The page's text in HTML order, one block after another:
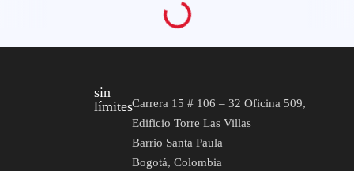
sin
límitesCarrera 15 # 106 – 32 Oficina 509,
Edificio Torre Las Villas
Barrio Santa Paula
Bogotá, Colombia